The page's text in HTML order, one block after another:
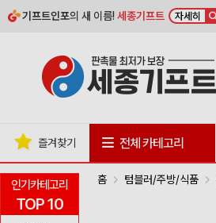
기프트인포의 새 이름!세종기프트 자세히
인기카테고리
TOP 10
즐겨찾기 전체 카테고리
홈 텀블러/주방/식품